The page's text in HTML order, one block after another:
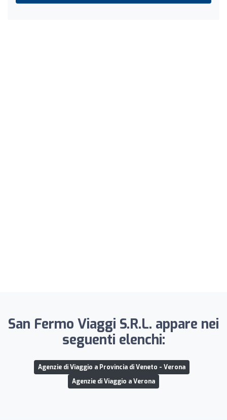
San Fermo Viaggi S.R.L. appare nei
seguenti elenchi:
Agenzie di Viaggio a Provincia di Veneto - Verona
Agenzie di Viaggio a Verona